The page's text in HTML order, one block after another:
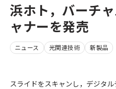
浜ホト，バーチ
ャナーを発売
ニュース 光関連技術 新製品
スライドをスキャンし，デジタ